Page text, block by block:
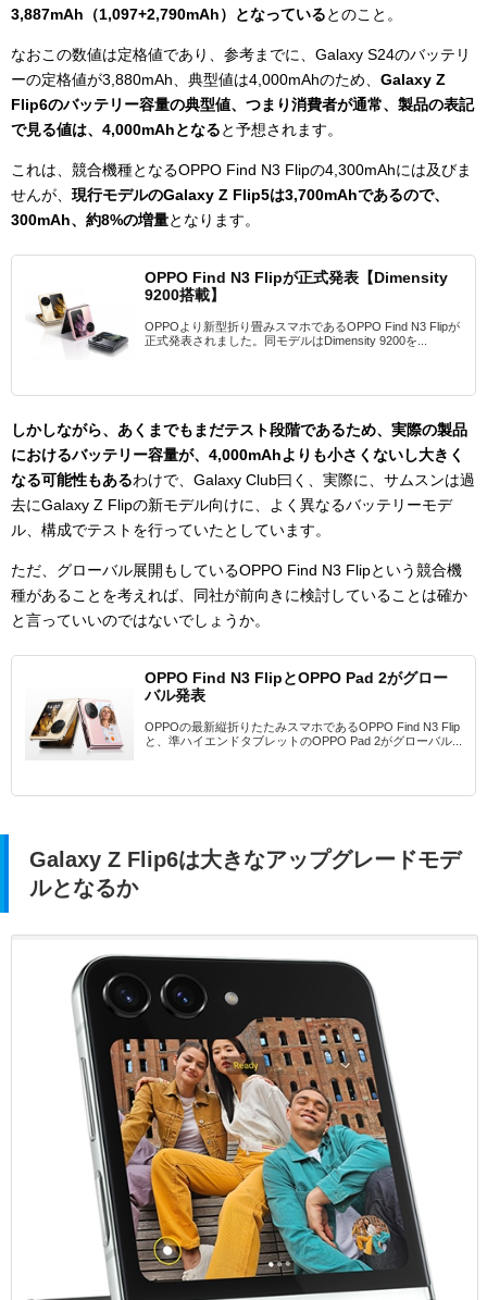
3,887mAh（1,097+2,790mAh）となっているとのこと。
なおこの数値は定格値であり、参考までに、Galaxy S24のバッテリ
ーの定格値が3,880mAh、典型値は4,000mAhのため、 Galaxy Z
Flip6のバッテリー容量の典型値、つまり消費者が通常、製品の表記
で見る値は、4,000mAhとなると予想されます。
これは、競合機種となるOPPO Find N3 Flipの4,300mAhには及びま
せんが、 現行モデルのGalaxy Z Flip5は3,700mAhであるので、
300mAh、約8%の増量となります。
OPPO Find N3 Flipが正式発表【Dimensity
9200搭載】
OPPOより新型折り畳みスマホであるOPPO Find N3 Flipが
正式発表されました。同モデルはDimensity 9200を...
しかしながら、あくまでもまだテスト段階であるため、実際の製品
におけるバッテリー容量が、4,000mAhよりも小さくないし大きく
なる可能性もあるわけで、Galaxy Club曰く、実際に、サムスンは過
去にGalaxy Z Flipの新モデル向けに、よく異なるバッテリーモデ
ル、構成でテストを行っていたとしています。
ただ、グローバル展開もしているOPPO Find N3 Flipという競合機
種があることを考えれば、同社が前向きに検討していることは確か
と言っていいのではないでしょうか。
OPPO Find N3 FlipとOPPO Pad 2がグロー
バル発表
OPPOの最新縦折りたたみスマホであるOPPO Find N3 Flip
と、準ハイエンドタブレットのOPPO Pad 2がグローバル...
Galaxy Z Flip6は大きなアップグレードモデ
ルとなるか